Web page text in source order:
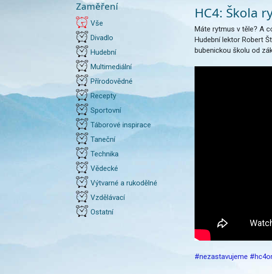
Zaměření
Vše
Divadlo
Hudební
Multimediální
Přírodovědné
Recepty
Sportovní
Táborové inspirace
Taneční
Technika
Vědecké
Výtvarné a rukodělné
Vzdělávací
Ostatní
HC4: Škola
Máte rytmus v těle? A
Hudební lektor Robert
bubenickou školu od
#nezastavujeme